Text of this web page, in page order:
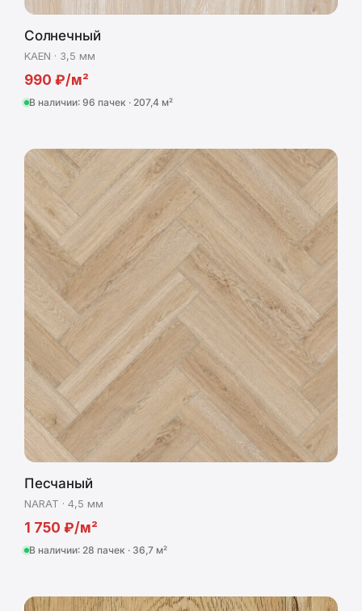
Солнечный
KAEN · 3,5 мм
990 ₽/м²
В наличии: 96 пачек · 207,4 м²
Песчаный
NARAT · 4,5 мм
1 750 ₽/м²
В наличии: 28 пачек · 36,7 м²